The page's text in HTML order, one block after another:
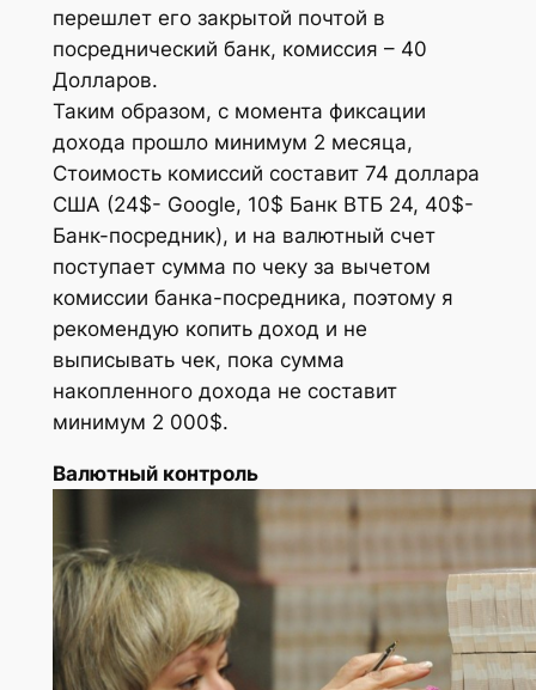
перешлет его закрытой почтой в
посреднический банк, комиссия – 40
Долларов.
Таким образом, с момента фиксации
дохода прошло минимум 2 месяца,
Стоимость комиссий составит 74 доллара
США (24$- Google, 10$ Банк ВТБ 24, 40$-
Банк-посредник), и на валютный счет
поступает сумма по чеку за вычетом
комиссии банка-посредника, поэтому я
рекомендую копить доход и не
выписывать чек, пока сумма
накопленного дохода не составит
минимум 2 000$.
Валютный контроль